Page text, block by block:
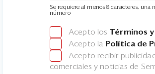
Se requiere al menos 8 caracteres,
número
Acepto los Términos
Acepto la Política de
Acepto recibir
comerciales y noticias de